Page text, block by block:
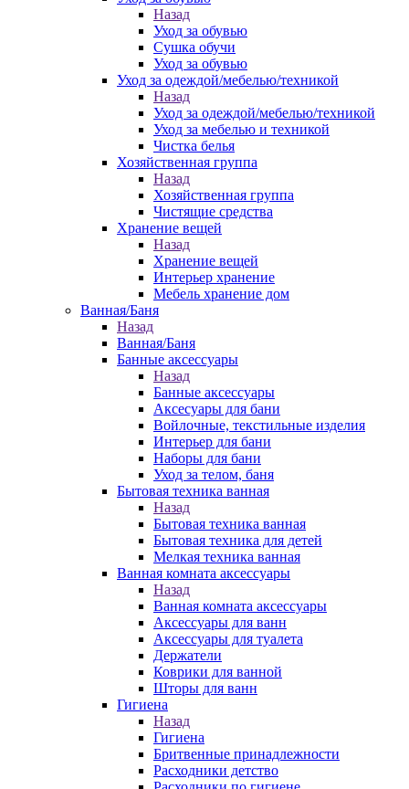
Назад
Уход за обувью
Сушка обучи
Уход за обувью
Уход за одеждой/мебелью/техникой
Назад
Уход за одеждой/мебелью/техникой
Уход за мебелью и техникой
Чистка белья
Хозяйственная группа
Назад
Хозяйственная группа
Чистящие средства
Хранение вещей
Назад
Хранение вещей
Интерьер хранение
Мебель хранение дом
Ванная/Баня
Назад
Ванная/Баня
Банные аксессуары
Назад
Банные аксессуары
Аксесуары для бани
Войлочные, текстильные изделия
Интерьер для бани
Наборы для бани
Уход за телом, баня
Бытовая техника ванная
Назад
Бытовая техника ванная
Бытовая техника для детей
Мелкая техника ванная
Ванная комната аксессуары
Назад
Ванная комната аксессуары
Аксессуары для ванн
Аксессуары для туалета
Держатели
Коврики для ванной
Шторы для ванн
Гигиена
Назад
Гигиена
Бритвенные принадлежности
Расходники детство